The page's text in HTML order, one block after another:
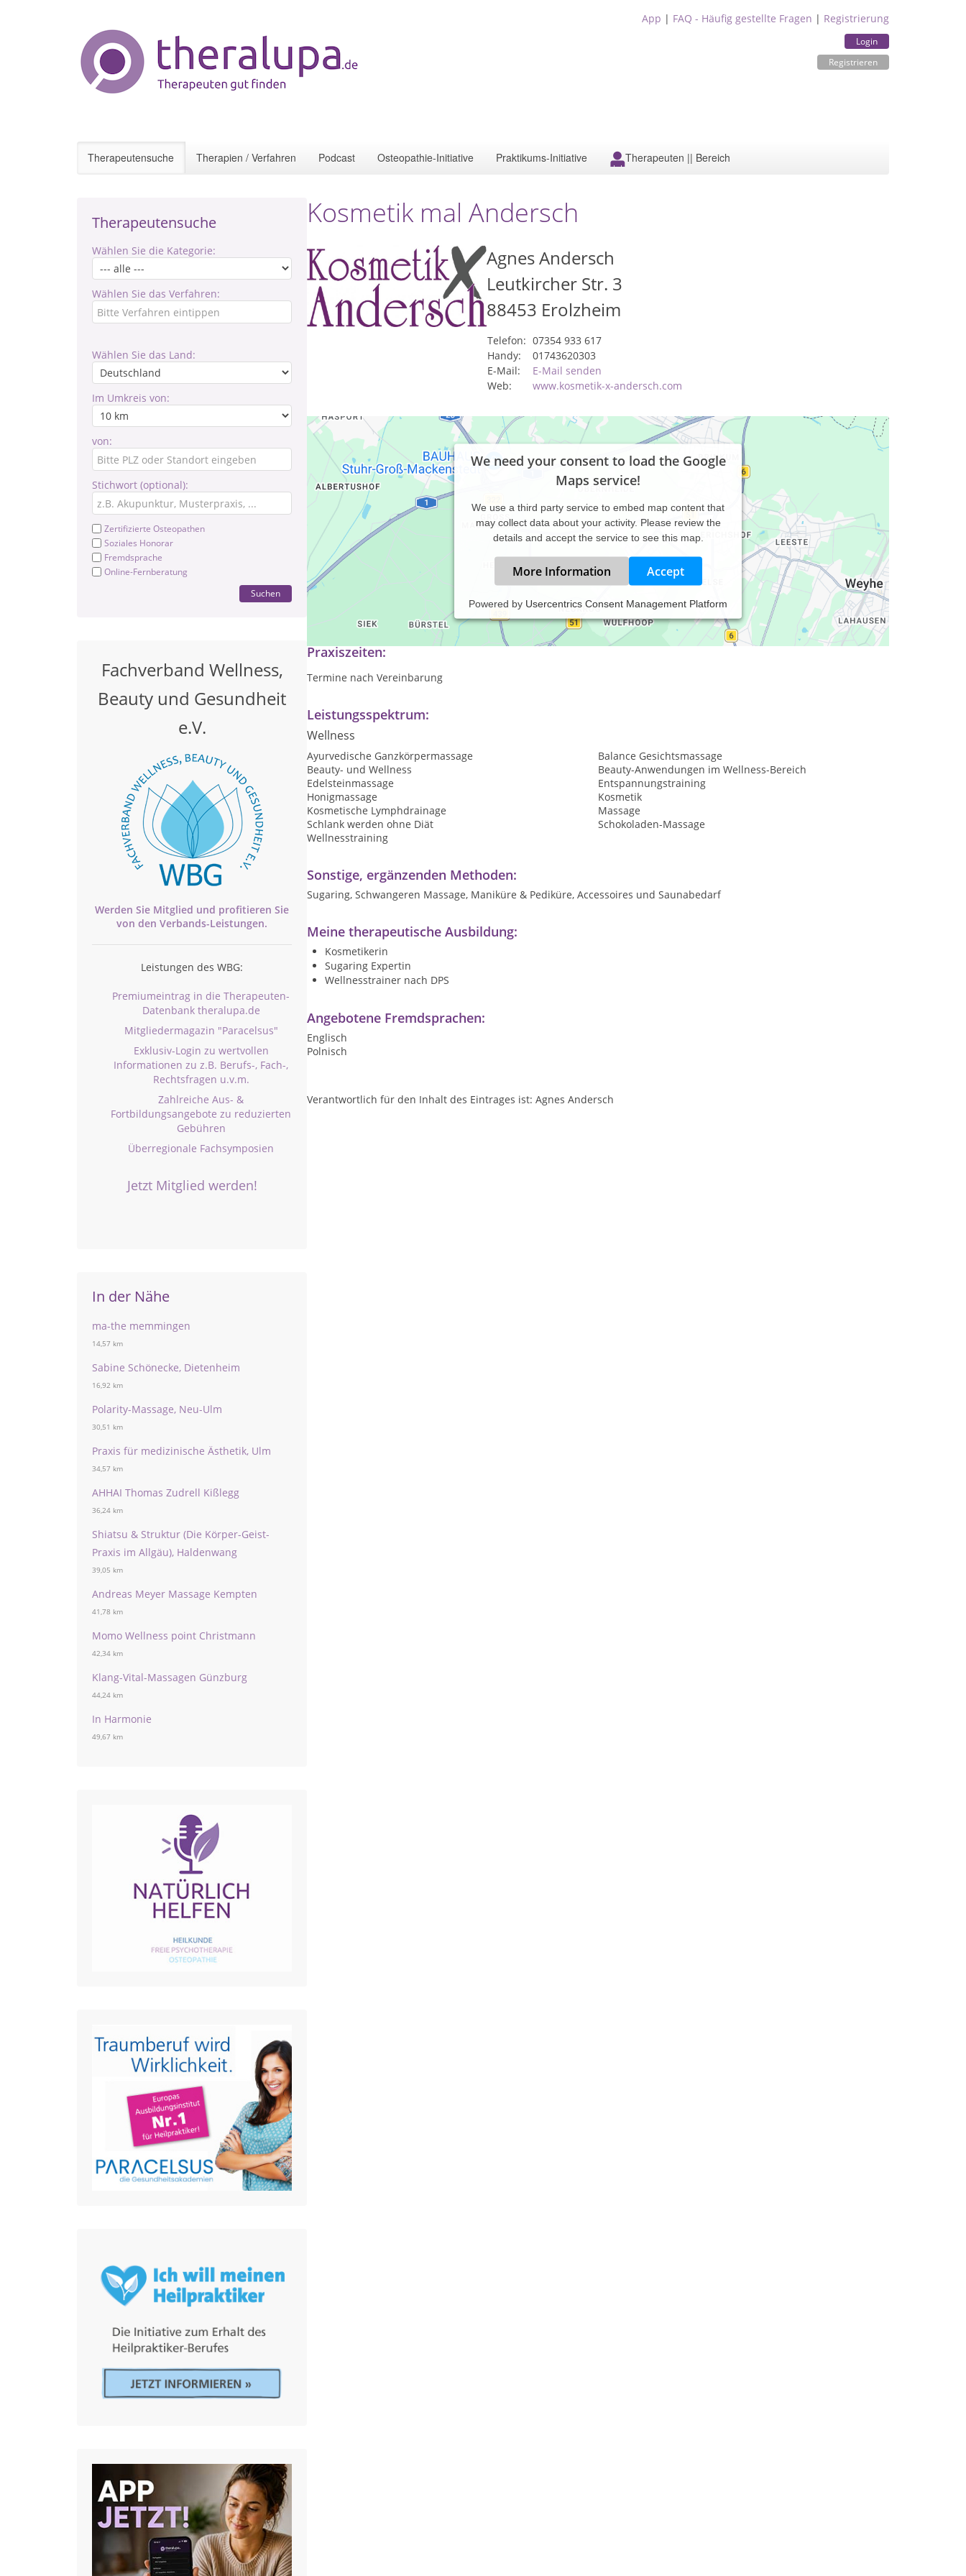
App | FAQ - Häufig gestellte Fragen | Registrierung
Login
Registrieren
Therapeutensuche Therapien / Verfahren Podcast Osteopathie-Initiative Praktikums-Initiative Therapeuten || Bereich
Therapeutensuche
Wählen Sie die Kategorie:
Wählen Sie das Verfahren:
Wählen Sie das Land:
Im Umkreis von:
von:
Stichwort (optional):
Zertifizierte Osteopathen
Soziales Honorar
Fremdsprache
Online-Fernberatung
Suchen
Fachverband Wellness,
Beauty und Gesundheit
e.V.
Werden Sie Mitglied und profitieren Sie
von den Verbands-Leistungen.
Leistungen des WBG:
Premiumeintrag in die Therapeuten-
Datenbank theralupa.de
Mitgliedermagazin "Paracelsus"
Exklusiv-Login zu wertvollen
Informationen zu z.B. Berufs-, Fach-,
Rechtsfragen u.v.m.
Zahlreiche Aus- &
Fortbildungsangebote zu reduzierten
Gebühren
Überregionale Fachsymposien
Jetzt Mitglied werden!
In der Nähe
ma-the memmingen
14,57 km
Sabine Schönecke, Dietenheim
16,92 km
Polarity-Massage, Neu-Ulm
30,51 km
Praxis für medizinische Ästhetik, Ulm
34,57 km
AHHAI Thomas Zudrell Kißlegg
36,24 km
Shiatsu & Struktur (Die Körper-Geist-
Praxis im Allgäu), Haldenwang
39,05 km
Andreas Meyer Massage Kempten
41,78 km
Momo Wellness point Christmann
42,34 km
Klang-Vital-Massagen Günzburg
44,24 km
In Harmonie
49,67 km
Kosmetik mal Andersch
Agnes Andersch
Leutkircher Str. 3
88453 Erolzheim
Telefon: 07354 933 617
Handy:
01743620303
E-Mail:
E-Mail senden
Web:
www.kosmetik-x-andersch.com
We need your consent to load the Google
Maps service!
We use a third party service to embed map content that
may collect data about your activity. Please review the
details and accept the service to see this map.
More Information Accept
Powered by Usercentrics Consent Management Platform
Massagen - Sugaring - Kosmetik - Ernährung
Praxiszeiten:
Termine nach Vereinbarung
Leistungsspektrum:
Wellness
Ayurvedische Ganzkörpermassage
Balance Gesichtsmassage
Beauty- und Wellness
Beauty-Anwendungen im Wellness-Bereich
Edelsteinmassage
Entspannungstraining
Honigmassage
Kosmetik
Kosmetische Lymphdrainage
Massage
Schlank werden ohne Diät
Schokoladen-Massage
Wellnesstraining
Sonstige, ergänzenden Methoden:
Sugaring, Schwangeren Massage, Maniküre & Pediküre, Accessoires und Saunabedarf
Meine therapeutische Ausbildung:
Kosmetikerin
Sugaring Expertin
Wellnesstrainer nach DPS
Angebotene Fremdsprachen:
Englisch
Polnisch
Verantwortlich für den Inhalt des Eintrages ist: Agnes Andersch